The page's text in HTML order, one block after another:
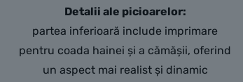
Detalii ale picioarelor:
partea inferioară include imprimare
pentru coada hainei și a cămășii, oferind
un aspect mai realist și dinamic